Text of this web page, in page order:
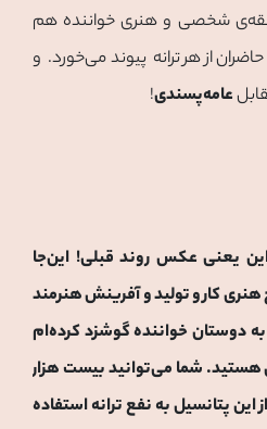
شخصی و هنری خواننده هم
از هر ترانه پیوند می‌خورد. و
عامه‌پسندی!
یعنی عکس روند قبلی! این‌جا
کار و تولید و آفرینش هنرمند
دوستان خواننده گوشزد کرده‌ام
هستید. شما می‌توانید بیست هزار
این پتانسیل به نفع ترانه استفاده